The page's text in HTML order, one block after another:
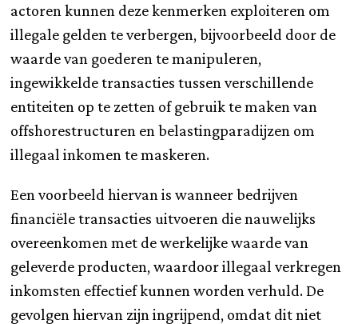
actoren kunnen deze kenmerken exploiteren om
illegale gelden te verbergen, bijvoorbeeld door de
waarde van goederen te manipuleren,
ingewikkelde transacties tussen verschillende
entiteiten op te zetten of gebruik te maken van
offshorestructuren en belastingparadijzen om
illegaal inkomen te maskeren.
Een voorbeeld hiervan is wanneer bedrijven
financiële transacties uitvoeren die nauwelijks
overeenkomen met de werkelijke waarde van
geleverde producten, waardoor illegaal verkregen
inkomsten effectief kunnen worden verhuld. De
gevolgen hiervan zijn ingrijpend, omdat dit niet